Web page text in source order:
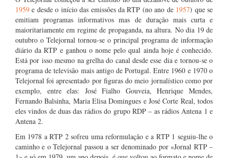
1959 e desde o início das emissões da RTP (no ano de 1957) que se
emitiam programas informativos mas de duração mais curta e
maioritariamente em regime de propaganda, na altura. No dia 19 de
outubro o Telejornal tornou-se o principal programa de informação
diário da RTP e ganhou o nome pelo qual ainda hoje é conhecido.
Está por isso mesmo na grelha do canal desde esse dia e tornou-se o
programa de televisão mais antigo de Portugal. Entre 1960 e 1970 o
Telejornal foi apresentado por figuras do meio jornalístico como por
exemplo, entre elas: José Fialho Gouveia, Henrique Mendes,
Fernando Balsinha, Maria Elisa Domingues e José Corte Real, todos
eles vindos de duas das rádios do grupo RDP – as rádios Antena 1 e
Antena 2.
Em 1978 a RTP 2 sofreu uma reformulação e a RTP 1 seguiu-lhe o
caminho e o Telejornal passou a ser denominado por «Jornal RTP –